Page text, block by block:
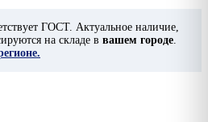
ГОСТ. Актуальное наличие,
на складе в вашем городе